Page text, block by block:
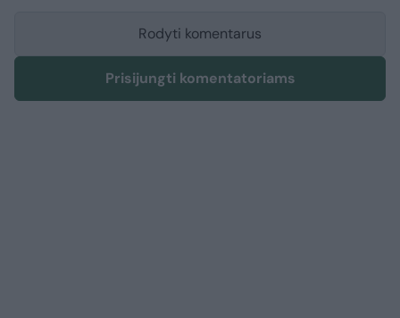
Rodyti komentarus
Prisijungti komentatoriams